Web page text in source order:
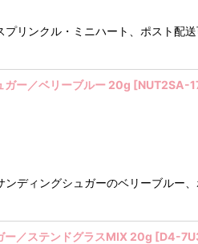
プリンクル・ミニハート、ポスト配
ガー／ベリーブルー 20g [NUT2SA-
ンディングシュガーのベリーブルー
ー／ステンドグラスMIX 20g [D4-